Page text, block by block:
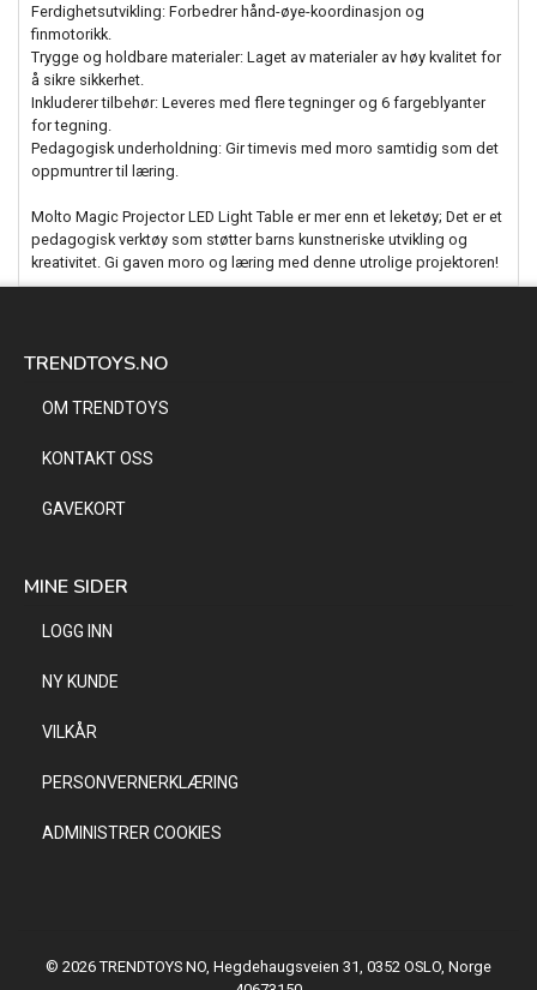
Ferdighetsutvikling: Forbedrer hånd-øye-koordinasjon og
finmotorikk.
Trygge og holdbare materialer: Laget av materialer av høy kvalitet for
å sikre sikkerhet.
Inkluderer tilbehør: Leveres med flere tegninger og 6 fargeblyanter
for tegning.
Pedagogisk underholdning: Gir timevis med moro samtidig som det
oppmuntrer til læring.
Molto Magic Projector LED Light Table er mer enn et leketøy; Det er et
pedagogisk verktøy som støtter barns kunstneriske utvikling og
kreativitet. Gi gaven moro og læring med denne utrolige projektoren!
TRENDTOYS.NO
OM TRENDTOYS
KONTAKT OSS
GAVEKORT
MINE SIDER
LOGG INN
NY KUNDE
VILKÅR
PERSONVERNERKLÆRING
ADMINISTRER COOKIES
© 2026 TRENDTOYS NO, Hegdehaugsveien 31, 0352 OSLO, Norge